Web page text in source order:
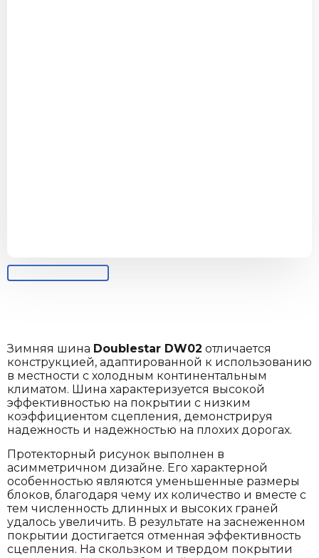
Зимняя шина Doublestar DW02 отличается
конструкцией, адаптированной к использованию
в местности с холодным континентальным
климатом. Шина характеризуется высокой
эффективностью на покрытии с низким
коэффициентом сцепления, демонстрируя
надежность и надежностью на плохих дорогах.
Протекторный рисунок выполнен в
асимметричном дизайне. Его характерной
особенностью являются уменьшенные размеры
блоков, благодаря чему их количество и вместе с
тем численность длинных и высоких граней
удалось увеличить. В результате на заснеженном
покрытии достигается отменная эффективность
сцепления. На скользком и твердом покрытии